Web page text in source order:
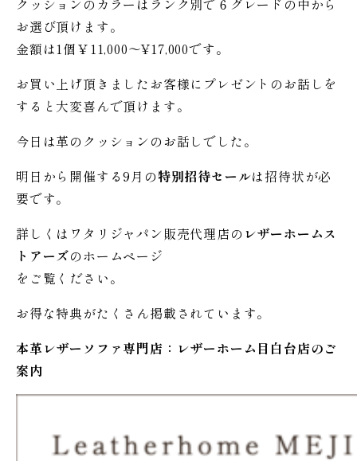
クッションのカラーはランク別で６グレードの中から
お選び頂けます。
金額は1個￥11,000〜¥17,000です。
お買い上げ頂きましたお客様にプレゼントのお話しを
すると大変喜んで頂けます。
今日は革のクッションのお話しでした。
明日から開催する9月の特別招待セールは招待状が必
要です。
詳しくはワタリジャパン販売代理店の レザーホームス
トアーズのホームページ
をご覧ください。
お得な特典がたくさん掲載されています。
本革レザーソファ専門店：レザーホーム 目白台店のご
案内